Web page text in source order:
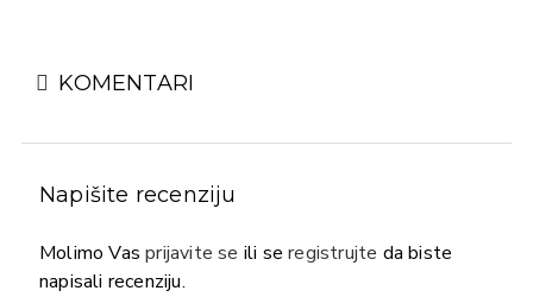
KOMENTARI
Napišite recenziju
Molimo Vasprijavite se ili seregistrujte da biste
napisali recenziju.